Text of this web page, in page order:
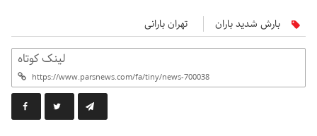
بارش شدید باران تهران بارانی
لینک کوتاه